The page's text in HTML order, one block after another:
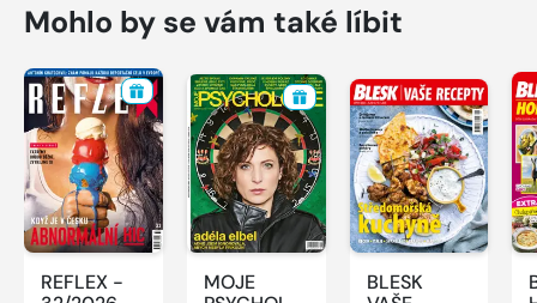
Mohlo by se vám také líbit
REFLEX -
MOJE
BLESK